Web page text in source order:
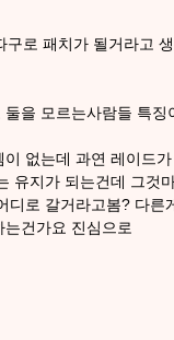
로 패치가 될거라고
을 모르는사람들 특징
없는데 과연 레이드
유지가 되는건데 그것
디로 갈거라고봄? 다른
건가요 진심으로